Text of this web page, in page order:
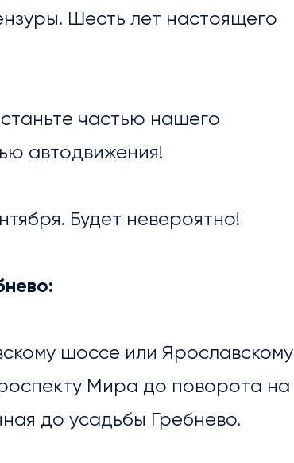
Шесть лет настоящего
частью нашего
автодвижения!
Будет невероятно!
шоссе или Ярославскому
Мира до поворота на
до усадьбы Гребнево.